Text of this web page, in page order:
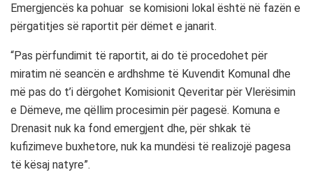
Emergjencës ka pohuar se komisioni lokal është në fazën e
përgatitjes së raportit për dëmet e janarit.
“Pas përfundimit të raportit, ai do të procedohet për
miratim në seancën e ardhshme të Kuvendit Komunal dhe
më pas do t’i dërgohet Komisionit Qeveritar për Vlerësimin
e Dëmeve, me qëllim procesimin për pagesë. Komuna e
Drenasit nuk ka fond emergjent dhe, për shkak të
kufizimeve buxhetore, nuk ka mundësi të realizojë pagesa
të kësaj natyre”.